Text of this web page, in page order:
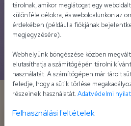
4 hagymás pizza
tárolnak, amikor meglátogat egy
különféle célokra, és weboldalunkon az
érdekében (például a fiókjának
megjegyzésére).
Webhelyünk böngészése közben
elutasíthatja a számítógépén tárolni
használatát. A számítógépen már tárolt
feledje, hogy a sütik törlése
részeinek használatát. Adatvédelmi
Felhasználási feltételek